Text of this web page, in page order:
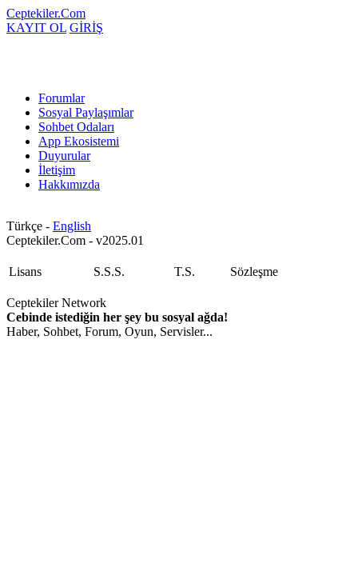
Ceptekiler.Com
KAYIT OL GİRİŞ
Forumlar
Sosyal Paylaşımlar
Sohbet Odaları
App Ekosistemi
Duyurular
İletişim
Hakkımızda
Türkçe - English
Ceptekiler.Com - v2025.01
Lisans S.S.S. T.S. Sözleşme
Ceptekiler Network
Cebinde istediğin her şey bu sosyal ağda!
Haber, Sohbet, Forum, Oyun, Servisler...